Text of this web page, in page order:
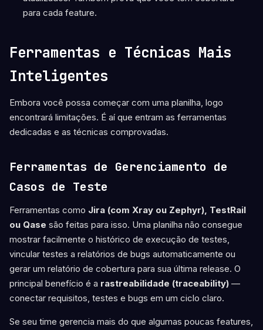
para cada feature.
Ferramentas e Técnicas Mais
Inteligentes
Embora você possa começar com uma planilha, logo
encontrará limitações. É aí que entram as ferramentas
dedicadas e as técnicas comprovadas.
Ferramentas de Gerenciamento de
Casos de Teste
Ferramentas como Jira (com Xray ou Zephyr), TestRail
ou Qase são feitas para isso. Uma planilha não consegue
mostrar facilmente o histórico de execução de testes,
vincular testes a relatórios de bugs automaticamente ou
gerar um relatório de cobertura para sua última release. O
principal benefício é a rastreabilidade (traceability) —
conectar requisitos, testes e bugs em um ciclo claro.
Se seu time gerencia mais do que algumas poucas features,